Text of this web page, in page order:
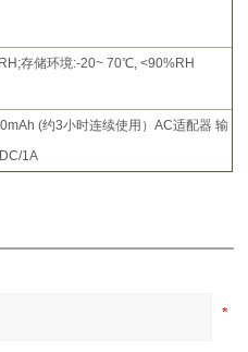
存储环境:-20~ 70℃, <90%RH
(约3小时连续使用）AC适配器 输
1A